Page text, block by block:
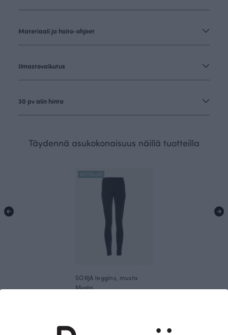
Materiaali ja hoito-ohjeet
Ilmastovaikutus
30 pv alin hinta
Täydennä asukokonaisuus näillä tuotteilla
BESTSELLER
SORJA leggins, musta
Musta